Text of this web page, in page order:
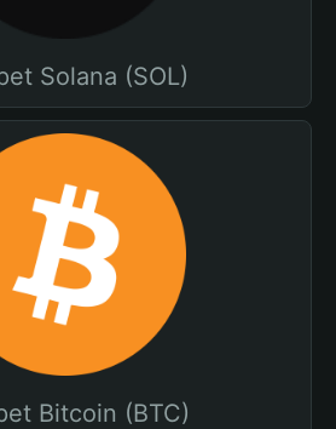
Solana (SOL)
Bitcoin (BTC)